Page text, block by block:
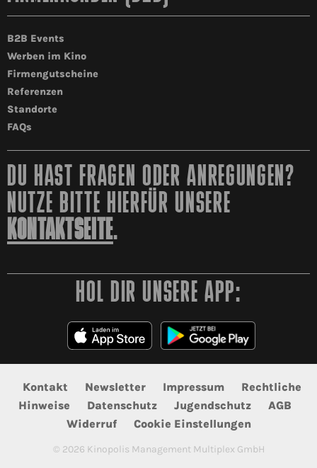
B2B Events
Werben im Kino
Firmengutscheine
Referenzen
Standorte
FAQs
DU HAST FRAGEN ODER ANREGUNGEN?
NUTZE BITTE HIERFÜR UNSERE
KONTAKTSEITE.
HOL DIR UNSERE APP:
Kontakt Newsletter Impressum
Rechtliche
Hinweise
Datenschutz Jugendschutz
AGB
Widerruf
Cookie Einstellungen
© 2026 Kinopolis Management Multiplex GmbH